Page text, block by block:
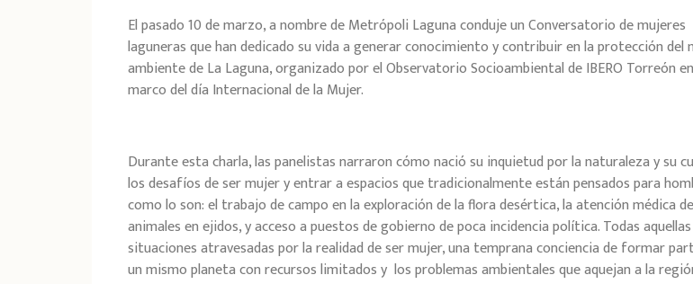
El pasado 10 de marzo, a nombre de Metrópoli Laguna conduje un Conversatorio de mujeres
laguneras que han dedicado su vida a generar conocimiento y contribuir en la protección del
ambiente de La Laguna, organizado por el Observatorio Socioambiental de IBERO Torreón
marco del día Internacional de la Mujer.
Durante esta charla, las panelistas narraron cómo nació su inquietud por la naturaleza y su
los desafíos de ser mujer y entrar a espacios que tradicionalmente están pensados para
como lo son: el trabajo de campo en la exploración de la flora desértica, la atención médica de
animales en ejidos, y acceso a puestos de gobierno de poca incidencia política. Todas aquellas
situaciones atravesadas por la realidad de ser mujer, una temprana conciencia de formar
un mismo planeta con recursos limitados y los problemas ambientales que aquejan a la